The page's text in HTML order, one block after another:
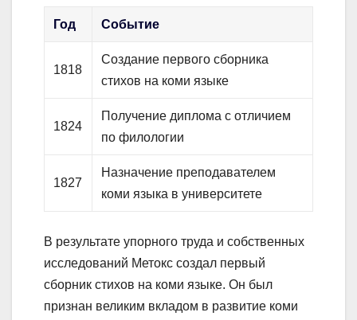
Год Событие
1818
Создание первого сборника
стихов на коми языке
1824
Получение диплома с отличием
по филологии
1827
Назначение преподавателем
коми языка в университете
В результате упорного труда и собственных
исследований Метокс создал первый
сборник стихов на коми языке. Он был
признан великим вкладом в развитие коми